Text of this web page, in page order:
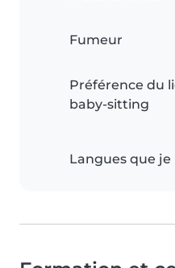
Fumeur
Préférence du
baby-sitting
Langues que